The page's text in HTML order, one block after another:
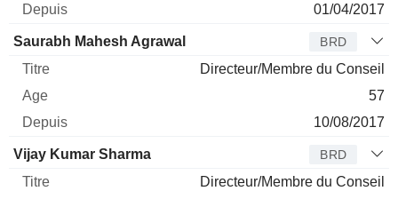
01/04/2017
Saurabh Mahesh Agrawal BRD
Directeur/Membre du Conseil
57
10/08/2017
Vijay Kumar Sharma BRD
Directeur/Membre du Conseil